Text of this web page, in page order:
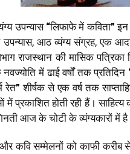
उपन्यास“लिफाफे में कविता” इन
आठ व्यंग्य संग्रह, एक
राजस्थान की मासिक
में ढाई वर्षों तक प्रतिदिन
रेत” शीर्षक से एक वर्ष तक
प्रकाशित होती रही हैं।
आज के चोटी के व्यंग्यकारों
और कवि सम्मेलनों को काफी